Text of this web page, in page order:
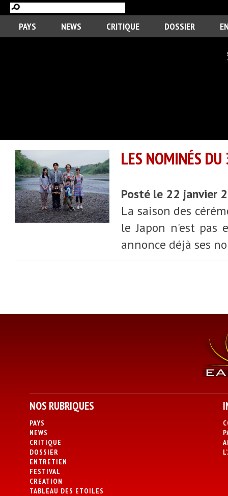
PAYS NEWS CRITIQUE DOSSIER
LES NOMINÉS
Posté le 22 janvier
La saison des
le Japon n'est pas
annonce déjà ses
NOS RUBRIQUES
PAYS
NEWS
CRITIQUE
DOSSIER
ENTRETIEN
FESTIVAL
CREATION
TABLEAU DES ETOILES